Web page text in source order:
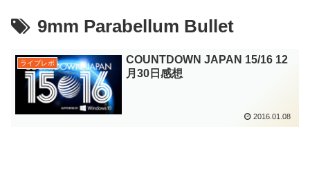
9mm Parabellum Bullet
ライブレポ
COUNTDOWN JAPAN 15/16 12
月30日感想
2016.01.08